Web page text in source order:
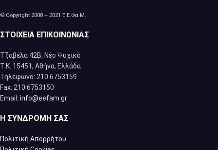
© Copyright 2008 – 2021 Ε.Ε.Φα.Μ.
ΣΤΟΙΧΕΊΑ ΕΠΙΚΟΙΝΩΝΊΑΣ
Τζαβέλα 42Β, Νέο Ψυχικό
Τ.Κ. 15451, Αθήνα, Eλλάδα
Τηλέφωνο: 210 6753159
Fax: 210 6753150
Email: info@eefam.gr
Η ΣΥΝΔΡΟΜΉ ΣΑΣ
Πολιτική Απορρήτου